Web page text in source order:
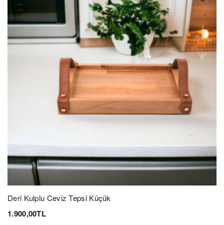
Deri Kulplu Ceviz Tepsi Küçük
1.900,00TL